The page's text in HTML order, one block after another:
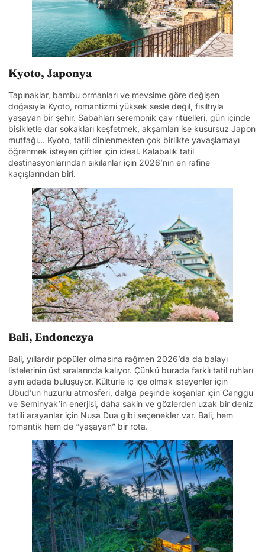
Kyoto, Japonya
Tapınaklar, bambu ormanları ve mevsime göre değişen
doğasıyla Kyoto, romantizmi yüksek sesle değil, fısıltıyla
yaşayan bir şehir. Sabahları seremonik çay ritüelleri, gün içinde
bisikletle dar sokakları keşfetmek, akşamları ise kusursuz Japon
mutfağı… Kyoto, tatili dinlenmekten çok birlikte yavaşlamayı
öğrenmek isteyen çiftler için ideal. Kalabalık tatil
destinasyonlarından sıkılanlar için 2026’nın en rafine
kaçışlarından biri.
Bali, Endonezya
Bali, yıllardır popüler olmasına rağmen 2026’da da balayı
listelerinin üst sıralarında kalıyor. Çünkü burada farklı tatil ruhları
aynı adada buluşuyor. Kültürle iç içe olmak isteyenler için
Ubud’un huzurlu atmosferi, dalga peşinde koşanlar için Canggu
ve Seminyak’in enerjisi, daha sakin ve gözlerden uzak bir deniz
tatili arayanlar için Nusa Dua gibi seçenekler var. Bali, hem
romantik hem de “yaşayan” bir rota.